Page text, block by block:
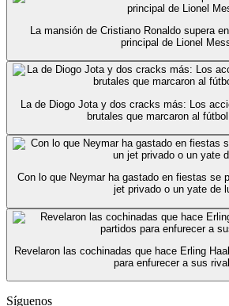
La mansión de Cristiano Ronaldo supera
principal de Lionel
La de Diogo Jota y dos cracks más: Los
brutales que marcaron al
Con lo que Neymar ha gastado en fiestas se
jet privado o un yate de
Revelaron las cochinadas que hace Erling
para enfurecer a sus
Síguenos